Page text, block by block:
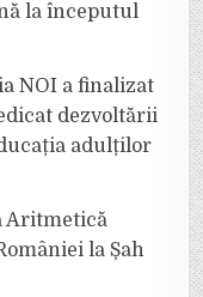
la începutul
NOI a finalizat
dezvoltării
adulților
Aritmetică
la Șah